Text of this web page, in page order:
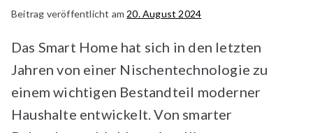
Beitrag veröffentlicht am20. August 2024
Das Smart Home hat sich in den letzten
Jahren von einer Nischentechnologie zu
einem wichtigen Bestandteil moderner
Haushalte entwickelt. Von smarter